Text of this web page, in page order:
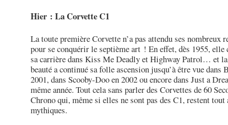
Hier : La Corvette C1
La toute première Corvette n’a pas attendu ses nombreux
pour se conquérir le septième art ! En effet, dès 1955, elle
sa carrière dans Kiss Me Deadly et Highway Patrol… et
beauté a continué sa folle ascension jusqu’à être vue dans
2001, dans Scooby-Doo en 2002 ou encore dans Just a
même année. Tout cela sans parler des Corvettes de 60
Chrono qui, même si elles ne sont pas des C1, restent tout
mythiques.